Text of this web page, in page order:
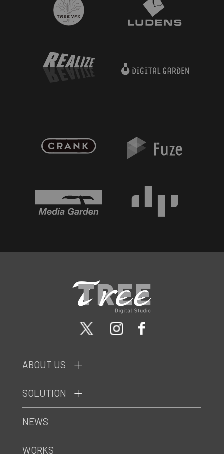
ABOUT US
SOLUTION
NEWS
WORKS